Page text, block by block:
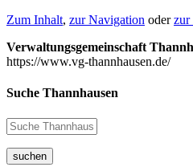
Zum Inhalt, zur Navigation oderzur
Verwaltungsgemeinschaft
https://www.vg-thannhausen.de/
Suche Thannhausen
suchen